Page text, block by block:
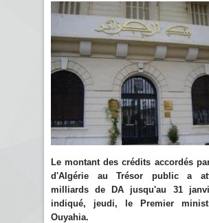
Le montant des crédits accordés
d'Algérie au Trésor public a
milliards de DA jusqu'au 31
indiqué, jeudi, le Premier
Ouyahia.